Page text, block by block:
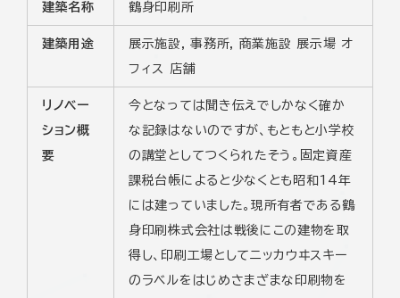
建築名称 鶴身印刷所
建築用途
展示施設, 事務所, 商業施設 展示場 オ
フィス 店舗
リノベー
ション概
要
今となっては聞き伝えでしかなく確か
な記録はないのですが、もともと小学校
の講堂としてつくられたそう。固定資産
課税台帳によると少なくとも昭和14年
には建っていました。現所有者である鶴
身印刷株式会社は戦後にこの建物を取
得し、印刷工場としてニッカウヰスキー
のラベルをはじめさまざまな印刷物を